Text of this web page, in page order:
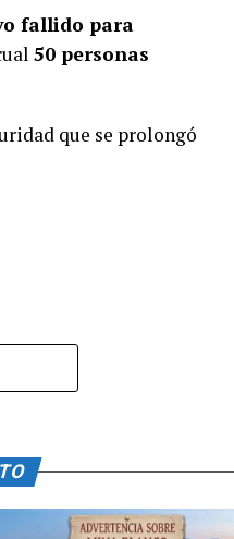
fallido para
50 personas
que se prolongó